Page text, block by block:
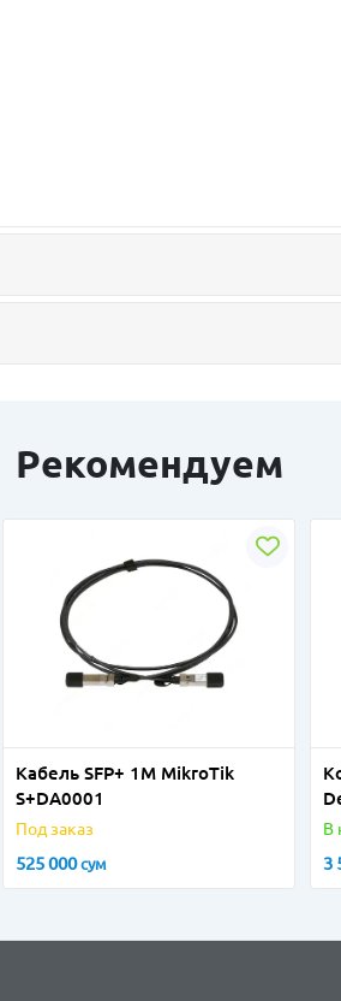
Рекомендуем
Кабель SFP+ 1M MikroTik
S+DA0001
Под заказ
525 000сум
В
3